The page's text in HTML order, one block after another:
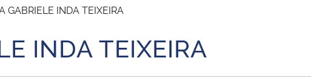
Desenvolvimento Regional
Advocacia-Geral da União Banco Central do Brasil
GABRIELE INDA TEIXEIRA
INDA TEIXEIRA